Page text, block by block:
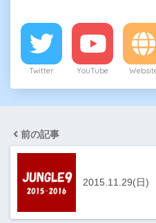
Twitter YouTube
前の記事
2015.11.29(日)